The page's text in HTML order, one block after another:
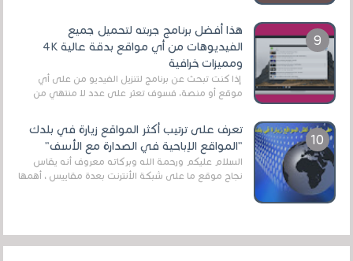
هذا أفضل برنامج جربته لتحميل جميع
الفيديوهات من أي مواقع بدقة عالية 4K
ومميزات خرافية
إذا كنت تبحث عن برنامج لتنزيل الفيديو من على أي
موقع أو منصة، فسوف تعثر على عدد لا منتهي من
تعرف على ترتيب أكثر المواقع زيارة في بلدك
"المواقع الإباحية في الصدارة مع الأسف"
السلام عليكم ورحمة الله وبركاته معروف أنه يقاس
نجاح موقع ما على شبكة الأنترنت بعدة مقاييس ، أهمها